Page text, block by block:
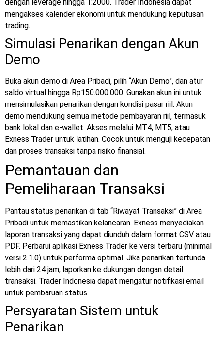
dengan leverage hingga 1:2000. Trader Indonesia dapat
mengakses kalender ekonomi untuk mendukung keputusan
trading.
Simulasi Penarikan dengan Akun
Demo
Buka akun demo di Area Pribadi, pilih “Akun Demo”, dan atur
saldo virtual hingga Rp150.000.000. Gunakan akun ini untuk
mensimulasikan penarikan dengan kondisi pasar riil. Akun
demo mendukung semua metode pembayaran riil, termasuk
bank lokal dan e-wallet. Akses melalui MT4, MT5, atau
Exness Trader untuk latihan. Cocok untuk menguji kecepatan
dan proses transaksi tanpa risiko finansial.
Pemantauan dan
Pemeliharaan Transaksi
Pantau status penarikan di tab “Riwayat Transaksi” di Area
Pribadi untuk memastikan kelancaran. Exness menyediakan
laporan transaksi yang dapat diunduh dalam format CSV atau
PDF. Perbarui aplikasi Exness Trader ke versi terbaru (minimal
versi 2.1.0) untuk performa optimal. Jika penarikan tertunda
lebih dari 24 jam, laporkan ke dukungan dengan detail
transaksi. Trader Indonesia dapat mengatur notifikasi email
untuk pembaruan status.
Persyaratan Sistem untuk
Penarikan